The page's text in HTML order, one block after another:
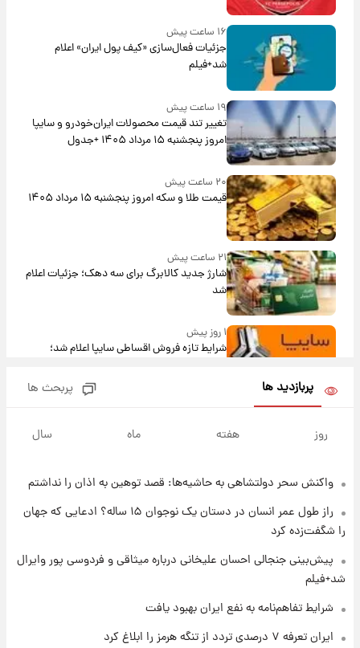
۱۶ ساعت پیش
جزئیات فعال‌سازی «کیف پول ایران» اعلام
شد+فیلم
۱۹ ساعت پیش
تغییر تند قیمت محصولات ایران‌خودرو و سایپا
امروز پنجشنبه ۱۵ مرداد ۱۴۰۵ +جدول
۲۰ ساعت پیش
قیمت طلا و سکه امروز پنجشنبه ۱۵ مرداد ۱۴۰۵
۲۱ ساعت پیش
شارژ جدید کالابرگ برای سه دهک؛ جزئیات اعلام
شد
۱ روز پیش
شرایط تازه فروش اقساطی سایپا اعلام شد؛
قیمت سکه و طلا فردا
۱ روز پیش
۱ روز پیش
۱ روز پیش
پربازدید ها پربحث ها
روز هفته ماه سال
واکنش سحر دولتشاهی به حاشیه‌ها: قصد توهین به اذان را نداشتم
راز طول عمر انسان در دستان یک نوجوان ۱۵ ساله؟ ادعایی که جهان
را شگفت‌زده کرد
پیش‌بینی جنجالی احسان علیخانی درباره میثاقی و فردوسی پور وایرال
شد+فیلم
شرایط تفاهم‌نامه به نفع ایران بهبود یافت
ایران تعرفه ۷ درصدی تردد از تنگه هرمز را ابلاغ کرد